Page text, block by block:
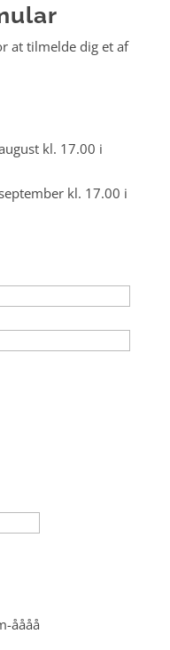
at tilmelde dig et af
kl. 17.00 i
kl. 17.00 i
åååå